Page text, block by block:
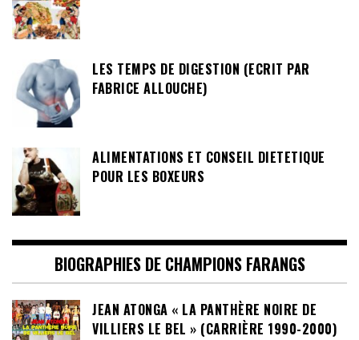
LES TEMPS DE DIGESTION (ECRIT PAR
FABRICE ALLOUCHE)
ALIMENTATIONS ET CONSEIL DIETETIQUE
POUR LES BOXEURS
BIOGRAPHIES DE CHAMPIONS FARANGS
JEAN ATONGA « LA PANTHÈRE NOIRE DE
VILLIERS LE BEL » (CARRIÈRE 1990-2000)